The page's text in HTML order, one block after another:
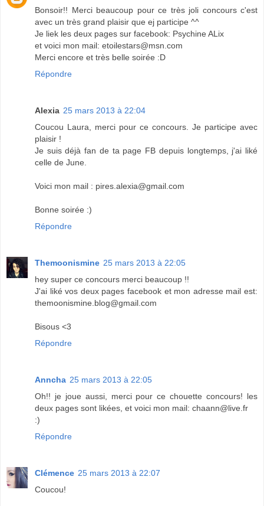
Bonsoir!! Merci beaucoup pour ce très joli concours c'est
avec un très grand plaisir que ej participe ^^
Je liek les deux pages sur facebook: Psychine ALix
et voici mon mail: etoilestars@msn.com
Merci encore et très belle soirée :D
Répondre
Alexia 25 mars 2013 à 22:04
Coucou Laura, merci pour ce concours. Je participe avec
plaisir !
Je suis déjà fan de ta page FB depuis longtemps, j'ai liké
celle de June.
Voici mon mail : pires.alexia@gmail.com
Bonne soirée :)
Répondre
Themoonismine 25 mars 2013 à 22:05
hey super ce concours merci beaucoup !!
J'ai liké vos deux pages facebook et mon adresse mail est:
themoonismine.blog@gmail.com
Bisous <3
Répondre
Anncha 25 mars 2013 à 22:05
Oh!! je joue aussi, merci pour ce chouette concours! les
deux pages sont likées, et voici mon mail: chaann@live.fr
:)
Répondre
Clémence 25 mars 2013 à 22:07
Coucou!